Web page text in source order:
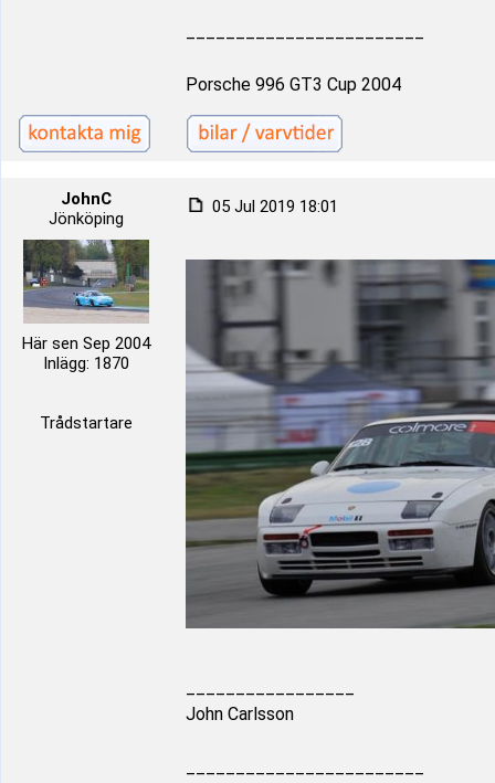
Porsche 996 GT3 Cup 2004
JohnC
Jönköping
Här sen Sep 2004
Inlägg: 1870
Trådstartare
05 Jul 2019 18:01
John Carlsson